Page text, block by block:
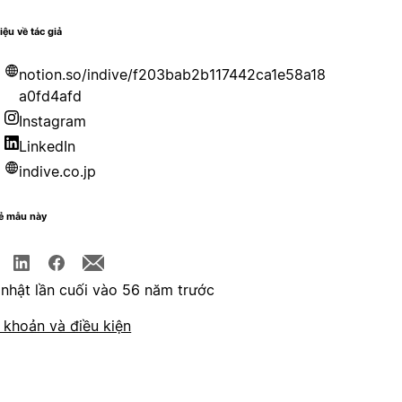
về tác giả
notion.so/indive/f203bab2b117442ca1e58a18
a0fd4afd
Instagram
LinkedIn
indive.co.jp
mẫu này
lần cuối vào 56 năm trước
và điều kiện